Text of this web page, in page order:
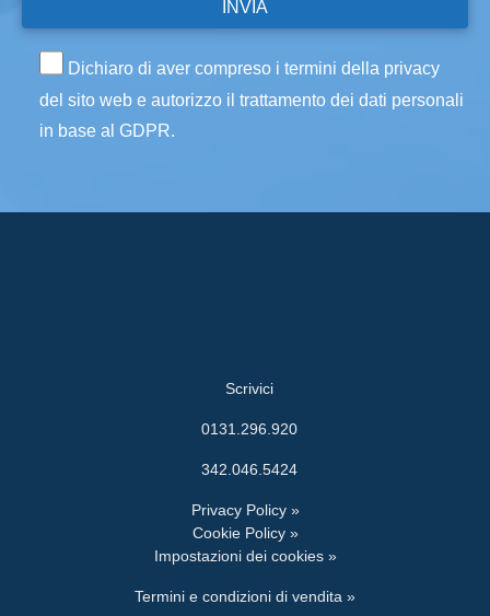
Dichiaro di aver compreso i termini della privacy
del sito web e autorizzo il trattamento dei dati personali
in base al GDPR.
Scrivici
0131.296.920
342.046.5424
Privacy Policy »
Cookie Policy »
Impostazioni dei cookies »
Termini e condizioni di vendita »